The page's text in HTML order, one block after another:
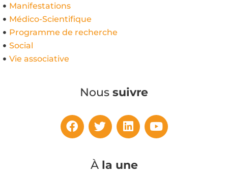
Manifestations
Médico-Scientifique
Programme de recherche
Social
Vie associative
Nous suivre
À la une